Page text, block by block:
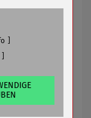
mehr
in die
(Wenko-
der Besucher
von Cookies.